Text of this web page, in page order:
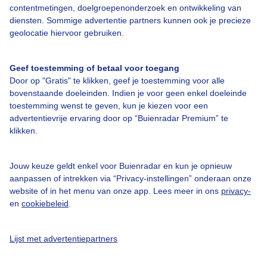
contentmetingen, doelgroepenonderzoek en ontwikkeling van
diensten. Sommige advertentie partners kunnen ook je precieze
geolocatie hiervoor gebruiken.
Geef toestemming of betaal voor toegang
Door op "Gratis" te klikken, geef je toestemming voor alle
bovenstaande doeleinden. Indien je voor geen enkel doeleinde
toestemming wenst te geven, kun je kiezen voor een
advertentievrije ervaring door op “Buienradar Premium” te
klikken.
Jouw keuze geldt enkel voor Buienradar en kun je opnieuw
aanpassen of intrekken via “Privacy-instellingen” onderaan onze
website of in het menu van onze app. Lees meer in ons privacy-
en cookiebeleid
Lijst met advertentiepartners
Bedrijfsgegevens
Veelgestelde vragen
Contact
Adverteren
Cookie beleid